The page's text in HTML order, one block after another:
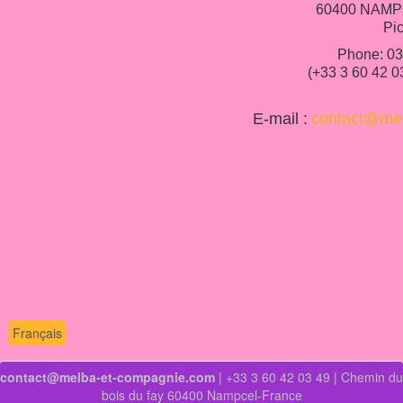
60400
Phone:
(+33 3 60 42
E-mail :
Français
contact@melba-et-compagnie.com | +33 3 60 42 03 49 | Chemin du
bois du fay 60400 Nampcel-France